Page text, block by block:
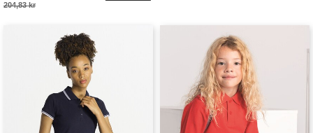
204,83 kr